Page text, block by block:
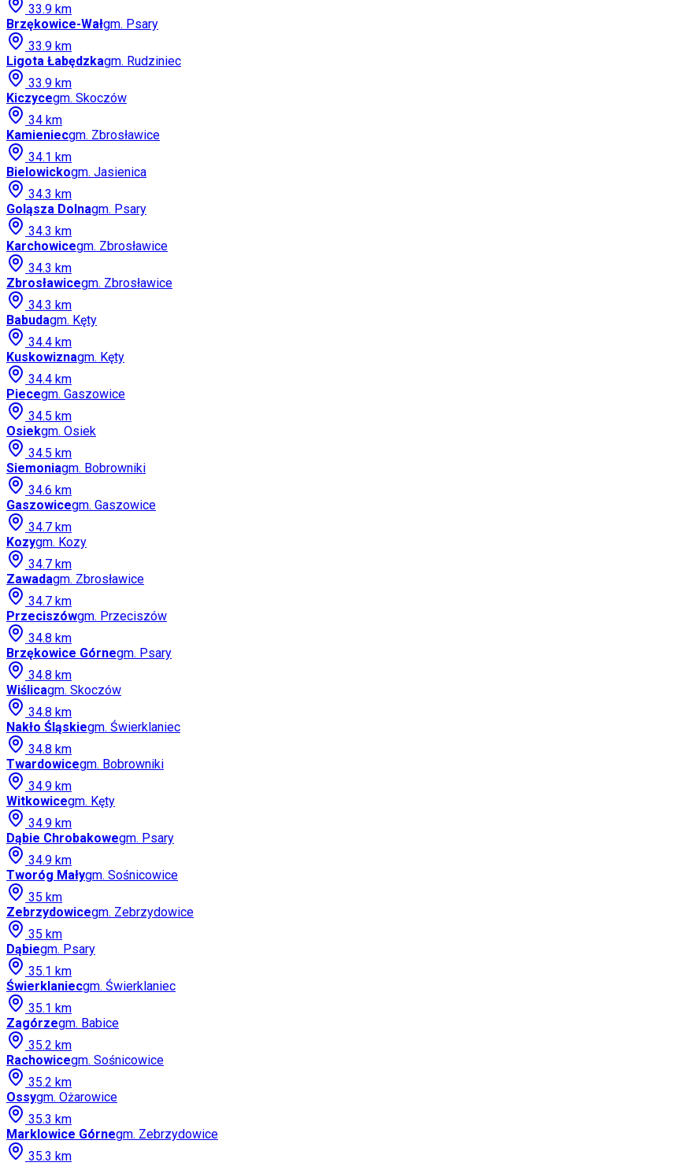
33.9 km
Brzękowice-Wałgm. Psary
33.9 km
Ligota Łabędzkagm. Rudziniec
33.9 km
Kiczycegm. Skoczów
34 km
Kamieniecgm. Zbrosławice
34.1 km
Bielowickogm. Jasienica
34.3 km
Goląsza Dolnagm. Psary
34.3 km
Karchowicegm. Zbrosławice
34.3 km
Zbrosławicegm. Zbrosławice
34.3 km
Babudagm. Kęty
34.4 km
Kuskowiznagm. Kęty
34.4 km
Piecegm. Gaszowice
34.5 km
Osiekgm. Osiek
34.5 km
Siemoniagm. Bobrowniki
34.6 km
Gaszowicegm. Gaszowice
34.7 km
Kozygm. Kozy
34.7 km
Zawadagm. Zbrosławice
34.7 km
Przeciszówgm. Przeciszów
34.8 km
Brzękowice Górnegm. Psary
34.8 km
Wiślicagm. Skoczów
34.8 km
Nakło Śląskiegm. Świerklaniec
34.8 km
Twardowicegm. Bobrowniki
34.9 km
Witkowicegm. Kęty
34.9 km
Dąbie Chrobakowegm. Psary
34.9 km
Tworóg Małygm. Sośnicowice
35 km
Zebrzydowicegm. Zebrzydowice
35 km
Dąbiegm. Psary
35.1 km
Świerklaniecgm. Świerklaniec
35.1 km
Zagórzegm. Babice
35.2 km
Rachowicegm. Sośnicowice
35.2 km
Ossygm. Ożarowice
35.3 km
Marklowice Górnegm. Zebrzydowice
35.3 km